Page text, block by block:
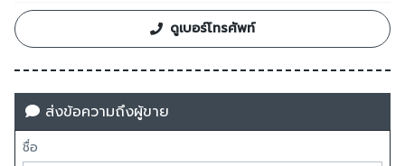
ดูเบอร์โทรศัพท์
ส่งข้อความถึงผู้ขาย
ชื่อ